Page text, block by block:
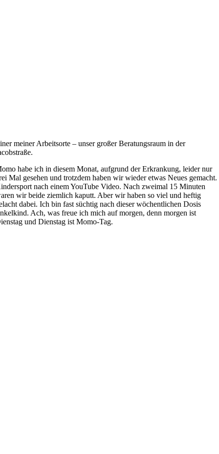
meiner Arbeitsorte – unser großer Beratungsraum in der
habe ich in diesem Monat, aufgrund der Erkrankung, leider nur
Mal gesehen und trotzdem haben wir wieder etwas Neues gemacht.
nach einem YouTube Video. Nach zweimal 15 Minuten
wir beide ziemlich kaputt. Aber wir haben so viel und heftig
dabei. Ich bin fast süchtig nach dieser wöchentlichen Dosis
Ach, was freue ich mich auf morgen, denn morgen ist
und Dienstag ist Momo-Tag.